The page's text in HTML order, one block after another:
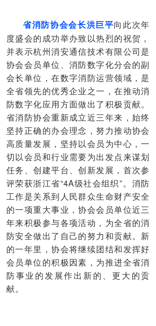
省消防协会会长洪巨平向此次年
度盛会的成功举办致以热烈的祝贺，
并表示杭州消安通信技术有限公司是
协会会员单位、消防数字化分会的副
会长单位，在数字消防运营领域，是
全省领先的优秀企业之一，在推动消
防数字化应用方面做出了积极贡献。
省消防协会重新成立近三年来，始终
坚持正确的办会理念，努力推动协会
高质量发展，坚持以会员为中心，一
切以会员和行业需要为出发点来谋划
任务、创建平台、创新发展，首次参
评荣获浙江省“4A级社会组织”。消防
工作是关系到人民群众生命财产安全
的一项重大事业，协会会员单位近三
年来积极参与各项活动，为全省的消
防安全做出了自己的努力和贡献。新
的一年里，协会将继续团结和发挥好
会员单位的积极因素，为推进全省消
防事业的发展作出新的、更大的贡
献。